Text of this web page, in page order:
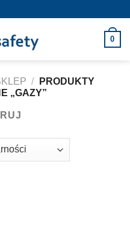
0
/
PRODUKTY
„GAZY”